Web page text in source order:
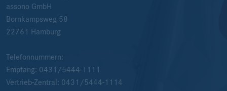
assono GmbH
Bornkampsweg 58
22761 Hamburg
Telefonnummern:
Empfang: 0431/5444-1111
Vertrieb-Zentral: 0431/5444-1114